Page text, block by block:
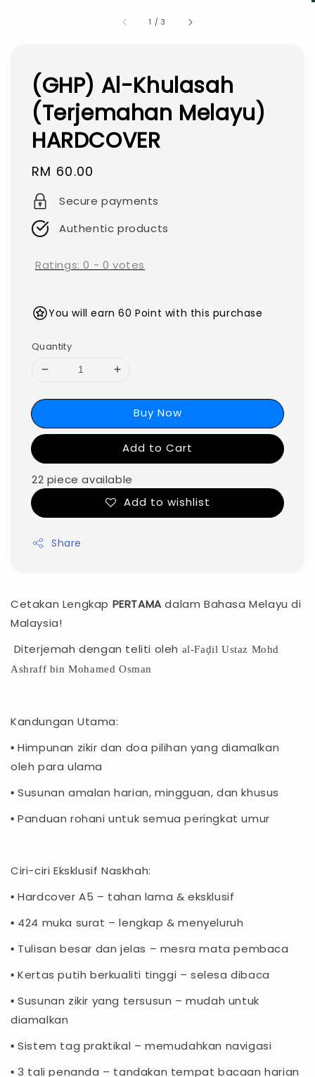
1 /3
(GHP) Al-Khulasah
(Terjemahan Melayu)
HARDCOVER
Regular
price
RM 60.00
Secure payments
Authentic products
Ratings:0 - 0 votes
You will earn 60 Point with this purchase
Quantity
Buy Now
Add to Cart
22 piece available
Add to wishlist
Share
Cetakan Lengkap PERTAMAdalam Bahasa Melayu di
Malaysia!
Diterjemah dengan teliti oleh al-Faḍil Ustaz Mohd
Ashraff bin Mohamed Osman
Kandungan Utama:
▪ Himpunan zikir dan doa pilihan yang diamalkan
oleh para ulama
▪ Susunan amalan harian, mingguan, dan khusus
▪ Panduan rohani untuk semua peringkat umur
Ciri-ciri Eksklusif Naskhah:
▪ Hardcover A5 – tahan lama & eksklusif
▪ 424 muka surat – lengkap & menyeluruh
▪ Tulisan besar dan jelas – mesra mata pembaca
▪ Kertas putih berkualiti tinggi – selesa dibaca
▪ Susunan zikir yang tersusun – mudah untuk
diamalkan
▪ Sistem tag praktikal – memudahkan navigasi
▪ 3 tali penanda – tandakan tempat bacaan harian